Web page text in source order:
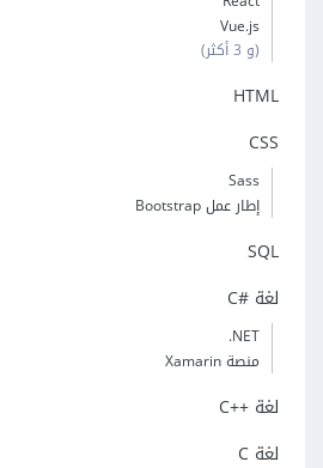
Vue.js
(و 3 أكثر)
HTML
CSS
Sass
إطار عمل Bootstrap
SQL
لغة C#‎
‎.NET
منصة Xamarin
لغة C++‎
لغة C